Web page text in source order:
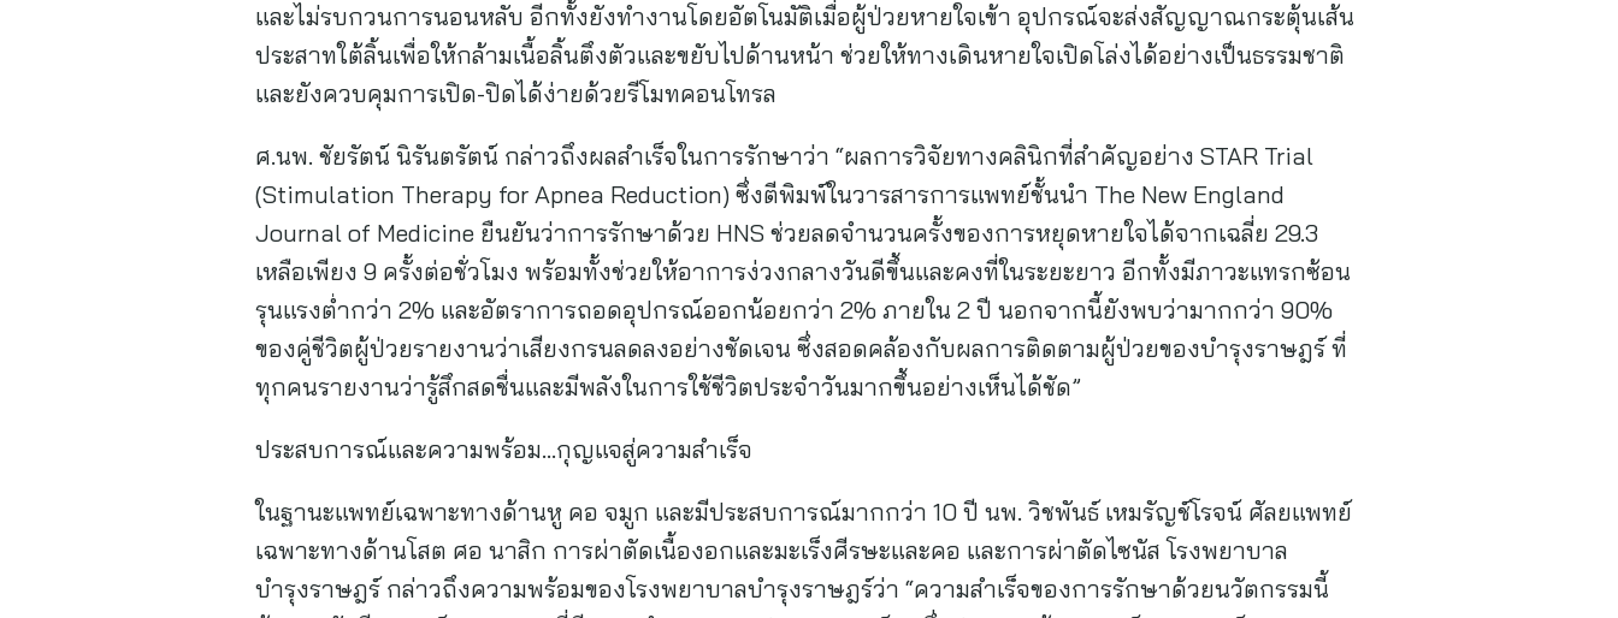
และไม่รบกวนการนอนหลับ อีกทั้งยังทำงานโดยอัตโนมัติเมื่อผู้ป่วยหายใจเข้า อุปกรณ์จะส่งสัญญาณกระตุ้นเส้น
ประสาทใต้ลิ้นเพื่อให้กล้ามเนื้อลิ้นตึงตัวและขยับไปด้านหน้า ช่วยให้ทางเดินหายใจเปิดโล่งได้อย่างเป็นธรรมชาติ
และยังควบคุมการเปิด-ปิดได้ง่ายด้วยรีโมทคอนโทรล
ศ.นพ. ชัยรัตน์ นิรันตรัตน์ กล่าวถึงผลสำเร็จในการรักษาว่า “ผลการวิจัยทางคลินิกที่สำคัญอย่าง STAR Trial
(Stimulation Therapy for Apnea Reduction) ซึ่งตีพิมพ์ในวารสารการแพทย์ชั้นนำ The New England
Journal of Medicine ยืนยันว่าการรักษาด้วย HNS ช่วยลดจำนวนครั้งของการหยุดหายใจได้จากเฉลี่ย 29.3
เหลือเพียง 9 ครั้งต่อชั่วโมง พร้อมทั้งช่วยให้อาการง่วงกลางวันดีขึ้นและคงที่ในระยะยาว อีกทั้งมีภาวะแทรกซ้อน
รุนแรงต่ำกว่า 2% และอัตราการถอดอุปกรณ์ออกน้อยกว่า 2% ภายใน 2 ปี นอกจากนี้ยังพบว่ามากกว่า 90%
ของคู่ชีวิตผู้ป่วยรายงานว่าเสียงกรนลดลงอย่างชัดเจน ซึ่งสอดคล้องกับผลการติดตามผู้ป่วยของบำรุงราษฎร์ ที่
ทุกคนรายงานว่ารู้สึกสดชื่นและมีพลังในการใช้ชีวิตประจำวันมากขึ้นอย่างเห็นได้ชัด”
ประสบการณ์และความพร้อม…กุญแจสู่ความสำเร็จ
ในฐานะแพทย์เฉพาะทางด้านหู คอ จมูก และมีประสบการณ์มากกว่า 10 ปี นพ. วิชพันธ์ เหมรัญช์โรจน์ ศัลยแพทย์
เฉพาะทางด้านโสต ศอ นาสิก การผ่าตัดเนื้องอกและมะเร็งศีรษะและคอ และการผ่าตัดไซนัส โรงพยาบาล
บำรุงราษฎร์ กล่าวถึงความพร้อมของโรงพยาบาลบำรุงราษฎร์ว่า “ความสำเร็จของการรักษาด้วยนวัตกรรมนี้